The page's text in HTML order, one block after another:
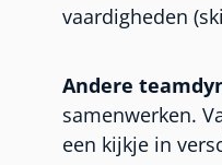
vaardigheden
Andere
samenwerken.
een kijkje in